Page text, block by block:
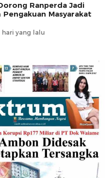
Ranperda Jadi
Pengakuan Masyarakat
hari yang lalu